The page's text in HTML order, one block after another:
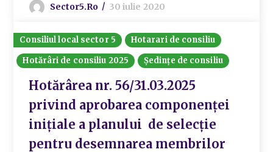
Sector5.ro 30 iulie 2020
Consiliul local sector 5
Hotarari de consiliu
Hotărâri de consiliu 2025
Ședințe de consiliu
Hotărârea nr. 56/31.03.2025
privind aprobarea componenței
inițiale a planului de selecție
pentru desemnarea membrilor